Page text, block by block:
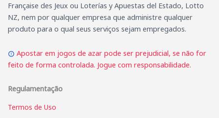
Française des Jeux ou Loterías y Apuestas del Estado, Lotto
NZ, nem por qualquer empresa que administre qualquer
produto para o qual seus serviços sejam empregados.
Apostar em jogos de azar pode ser prejudicial, se não for
feito de forma controlada. Jogue com responsabilidade.
Regulamentação
Termos de Uso